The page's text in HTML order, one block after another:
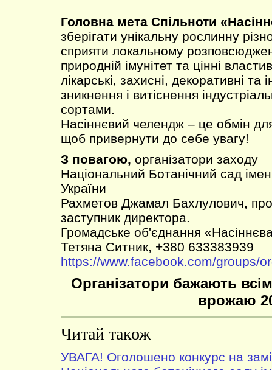
Головна мета Спільноти
зберігати унікальну рослинну
сприяти локальному
природній імунітет та цінні
лікарські, захисні, декоративні та
зникнення і витіснення
сортами.
Насіннєвий челендж – це обмін
щоб привернути до себе увагу!
З повагою, організатори заходу
Національний Ботанічний сад
України
Рахметов Джамал Бахлулович,
заступник директора.
Громадське об'єднання
Тетяна Ситник, +380 633383939
https://www.facebook.com/groups/
Організатори бажають
врожаю
Читай також
УВАГА! Оголошено конкурс на